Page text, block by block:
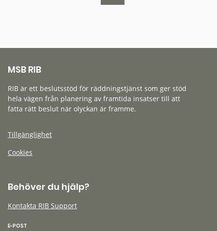
MSB RIB
RIB är ett beslutsstöd för räddningstjänst som ger stöd
hela vägen från planering av framtida insatser till att
fatta rätt beslut när olyckan är framme.
Tillgänglighet
Cookies
Behöver du hjälp?
Kontakta RIB Support
E-POST